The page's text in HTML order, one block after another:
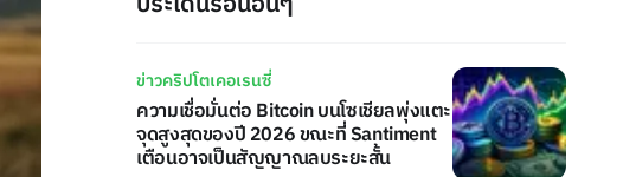
ข่าวคริปโตเคอเรนซี่
ความเชื่อมั่นต่อ Bitcoin บนโซเชียลพุ่งแตะ
จุดสูงสุดของปี 2026 ขณะที่ Santiment
เตือนอาจเป็นสัญญาณลบระยะสั้น